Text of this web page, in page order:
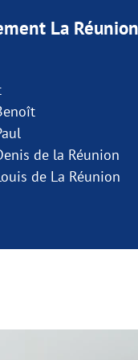
La Réunion
de la Réunion
de La Réunion